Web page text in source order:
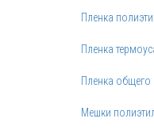
Пленка
Пленка
Пленка общего
Мешки